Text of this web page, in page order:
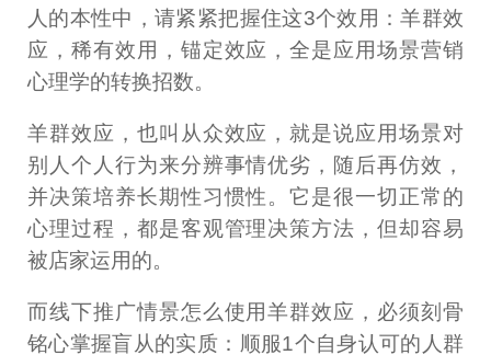
人的本性中，请紧紧把握住这3个效用：羊群效
应，稀有效用，锚定效应，全是应用场景营销
心理学的转换招数。
羊群效应，也叫从众效应，就是说应用场景对
别人个人行为来分辨事情优劣，随后再仿效，
并决策培养长期性习惯性。它是很一切正常的
心理过程，都是客观管理决策方法，但却容易
被店家运用的。
而线下推广情景怎么使用羊群效应，必须刻骨
铭心掌握盲从的实质：顺服1个自身认可的人群